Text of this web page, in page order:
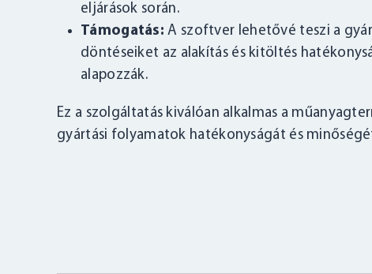
eljárások során.
Támogatás: A szoftver lehetővé teszi a
döntéseiket az alakítás és kitöltés
alapozzák.
Ez a szolgáltatás kiválóan alkalmas a
gyártási folyamatok hatékonyságát és